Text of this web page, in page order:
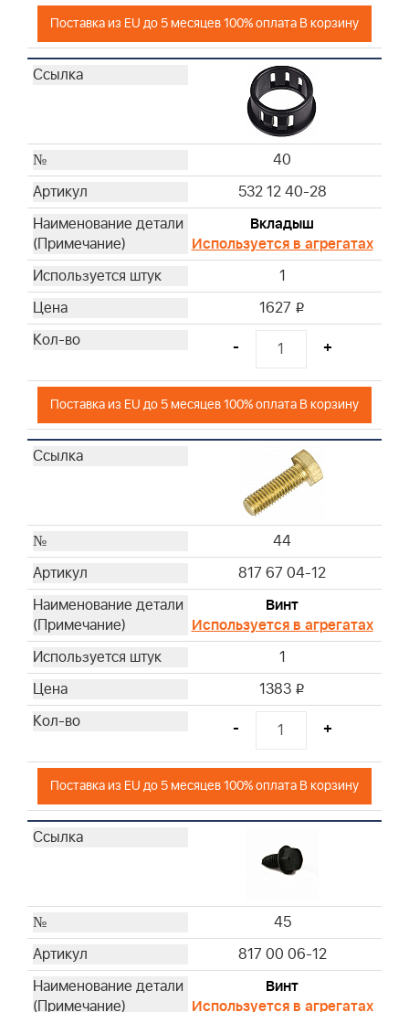
Поставка из EU до 5 месяцев 100% оплата В корзину
40
532 12 40-28
Вкладыш
Используется в агрегатах
1
1627 i
- +
Поставка из EU до 5 месяцев 100% оплата В корзину
44
817 67 04-12
Винт
Используется в агрегатах
1
1383 i
- +
Поставка из EU до 5 месяцев 100% оплата В корзину
45
817 00 06-12
Винт
Используется в агрегатах